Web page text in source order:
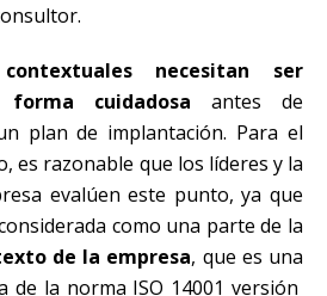
necesitan ser
forma cuidadosa antes de
plan de implantación. Para el
es razonable que los líderes y la
evalúen este punto, ya que
como una parte de la
de la empresa, que es una
de la norma ISO 14001 versión